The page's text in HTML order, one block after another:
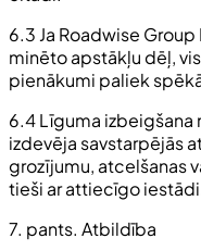
6.3 Ja Roadwise
minēto apstākļu dēļ,
pienākumi paliek
6.4 Līguma
izdevēja savstarpējās
grozījumu, atcelšanas
tieši ar attiecīgo
7. pants. Atbildība